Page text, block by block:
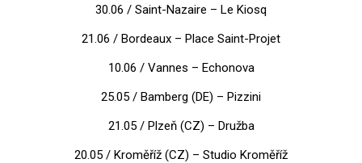
30.06 / Saint-Nazaire – Le Kiosq
21.06 / Bordeaux – Place Saint-Projet
10.06 / Vannes – Echonova
25.05 / Bamberg (DE) – Pizzini
21.05 / Plzeň (CZ) – Družba
20.05 / Kroměříž (CZ) – Studio Kroměříž